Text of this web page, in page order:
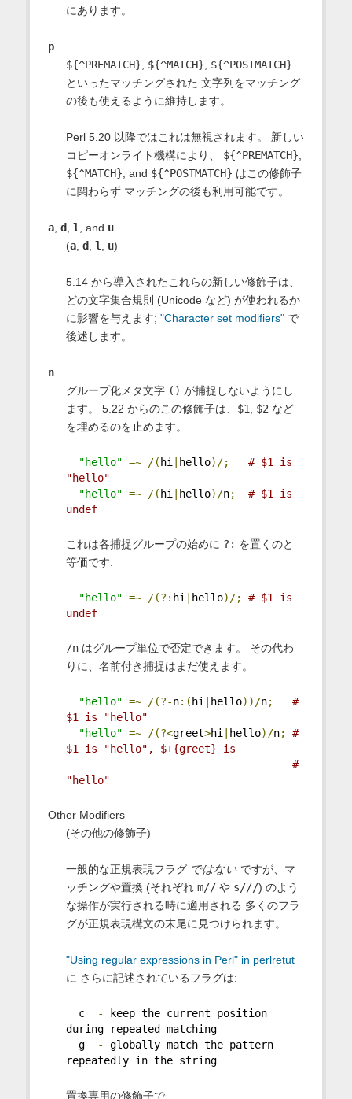
にあります。
p
${^PREMATCH}
${^MATCH}
${^POSTMATCH}
といったマッチングされた 文字列をマッチング
の後も使えるように維持します。
Perl 5.20 以降ではこれは無視されます。 新しい
コピーオンライト機構により、 ${^PREMATCH}
${^MATCH} , and ${^POSTMATCH} はこの修飾子
に関わらず マッチングの後も利用可能です。
a, d l , and u
(a, d l u)
5.14 から導入されたこれらの新しい修飾子は、
どの文字集合規則 (Unicode など) が使われるか
に影響を与えます; "Character set modifiers"で
後述します。
n
グループ化メタ文字 () が捕捉しないようにし
ます。 5.22 からのこの修飾子は、 $1 $2 など
を埋めるのを止めます。
"hello" =~ /( hi| hello)/;
# $1 is
"hello"
"hello" =~ /( hi| hello)/n;
# $1 is
undef
これは各捕捉グループの始めに ?: を置くのと
等価です:
"hello" =~ /(?: hi| hello)/;
# $1 is
undef
/nはグループ単位で否定できます。 その代わ
りに、名前付き捕捉はまだ使えます。
"hello" =~ /(?-n:( hi| hello))/n;
#
$1 is "hello"
"hello" =~ /(?<greet>hi| hello)/n;
#
$1 is "hello", $+{greet} is
#
"hello"
Other Modifiers
(その他の修飾子)
一般的な正規表現フラグ ではないですが、マ
ッチングや置換 (それぞれ m//や s///) のよう
な操作が実行される時に適用される 多くのフラ
グが正規表現構文の末尾に見つけられます。
"Using regular expressions in Perl" in perlretut
に さらに記述されているフラグは:
c -
keep the current position
during repeated matching
g
-
globally match the pattern
repeatedly in the string
置換専用の修飾子で